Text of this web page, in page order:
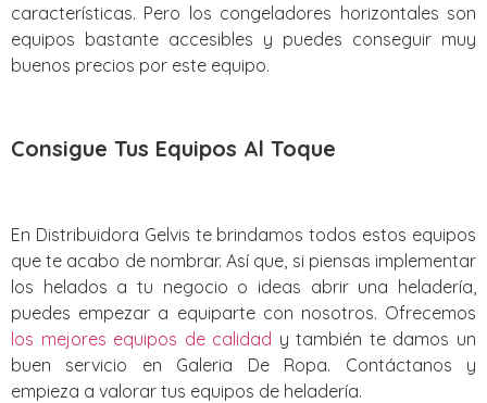
características. Pero los congeladores horizontales son
equipos bastante accesibles y puedes conseguir muy
buenos precios por este equipo.
Consigue Tus Equipos Al Toque
En Distribuidora Gelvis te brindamos todos estos equipos
que te acabo de nombrar. Así que, si piensas implementar
los helados a tu negocio o ideas abrir una heladería,
puedes empezar a equiparte con nosotros. Ofrecemos
los mejores equipos de calidad y también te damos un
buen servicio en Galeria De Ropa. Contáctanos y
empieza a valorar tus equipos de heladería.